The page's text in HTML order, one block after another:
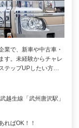
業で、新車や中古車・
す。未経験からチャレ
テップUPしたい方…
越生線「武州唐沢駅」
ばOK！！